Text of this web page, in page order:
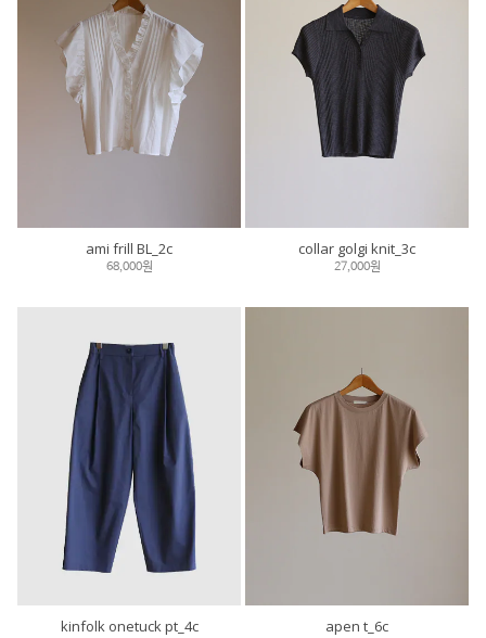
ami frill BL_2c
68,000원
collar golgi knit_3c
27,000원
kinfolk onetuck pt_4c apen t_6c